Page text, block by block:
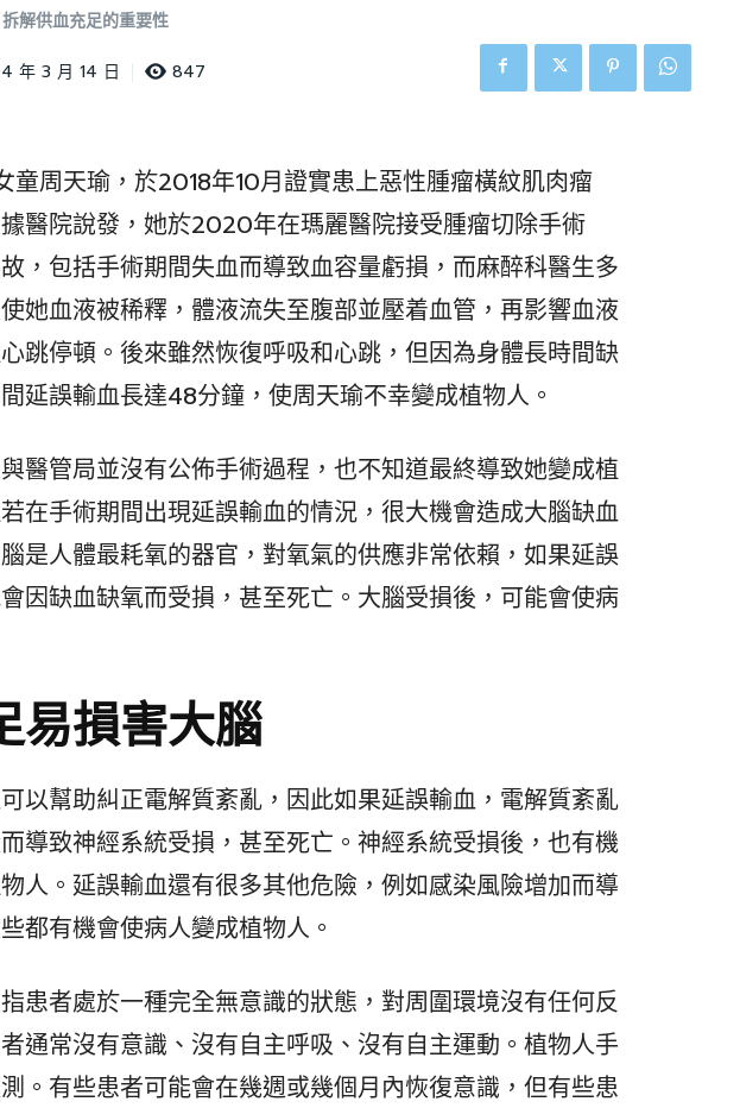
解供血充足的重要性
年 3 月 14 日 847
童周天瑜，於2018年10月證實患上惡性腫瘤橫紋肌肉瘤
據醫院說發，她於2020年在瑪麗醫院接受腫瘤切除手術
，包括手術期間失血而導致血容量虧損，而麻醉科醫生多
她血液被稀釋，體液流失至腹部並壓着血管，再影響血液
跳停頓。後來雖然恢復呼吸和心跳，但因為身體長時間缺
延誤輸血長達48分鐘，使周天瑜不幸變成植物人。
醫管局並沒有公佈手術過程，也不知道最終導致她變成植
在手術期間出現延誤輸血的情況，很大機會造成大腦缺血
是人體最耗氧的器官，對氧氣的供應非常依賴，如果延誤
因缺血缺氧而受損，甚至死亡。大腦受損後，可能會使病
易損害大腦
以幫助糾正電解質紊亂，因此如果延誤輸血，電解質紊亂
導致神經系統受損，甚至死亡。神經系統受損後，也有機
人。延誤輸血還有很多其他危險，例如感染風險增加而導
都有機會使病人變成植物人。
患者處於一種完全無意識的狀態，對周圍環境沒有任何反
通常沒有意識、沒有自主呼吸、沒有自主運動。植物人手
。有些患者可能會在幾週或幾個月內恢復意識，但有些患